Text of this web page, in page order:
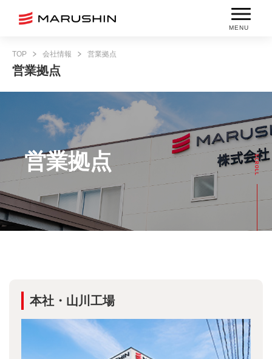
MENU
TOP 会社情報 営業拠点
営業拠点
営業拠点
本社・山川工場